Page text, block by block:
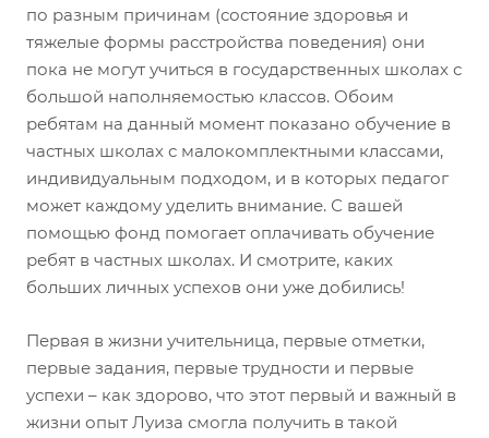
по разным причинам (состояние здоровья и
тяжелые формы расстройства поведения) они
пока не могут учиться в государственных школах с
большой наполняемостью классов. Обоим
ребятам на данный момент показано обучение в
частных школах с малокомплектными классами,
индивидуальным подходом, и в которых педагог
может каждому уделить внимание. С вашей
помощью фонд помогает оплачивать обучение
ребят в частных школах. И смотрите, каких
больших личных успехов они уже добились!
Первая в жизни учительница, первые отметки,
первые задания, первые трудности и первые
успехи – как здорово, что этот первый и важный в
жизни опыт Луиза смогла получить в такой